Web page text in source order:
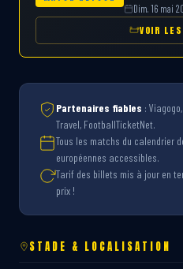
Dim. 16 mai
VOIR
Partenaires fiables :
Travel, FootballTicketNet.
Tous les matchs du calendrier
européennes accessibles.
Tarif des billets mis à jour en
prix !
STADE & LOCALISATION